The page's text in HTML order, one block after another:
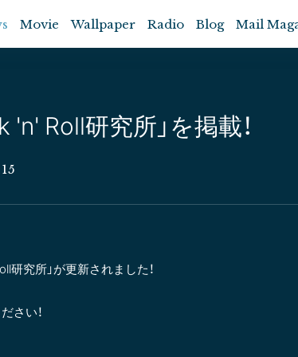
Movie Wallpaper Radio Blog Mail
'n' Roll研究所」を掲載！
研究所」が更新されました！
さい！